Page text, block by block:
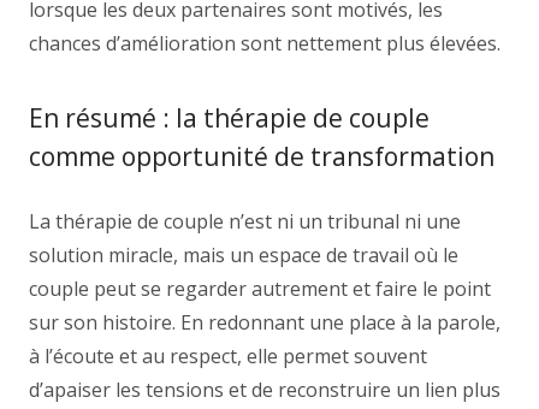
lorsque les deux partenaires sont motivés, les
chances d’amélioration sont nettement plus élevées.
En résumé : la thérapie de couple
comme opportunité de transformation
La thérapie de couple n’est ni un tribunal ni une
solution miracle, mais un espace de travail où le
couple peut se regarder autrement et faire le point
sur son histoire. En redonnant une place à la parole,
à l’écoute et au respect, elle permet souvent
d’apaiser les tensions et de reconstruire un lien plus